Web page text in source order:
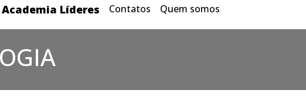
Academia Líderes Contatos Quem somos